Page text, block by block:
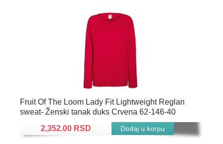
Fruit Of The Loom Lady Fit Lightweight Reglan
sweat- Ženski tanak duks Crvena 62-146-40
2,352.00 RSD